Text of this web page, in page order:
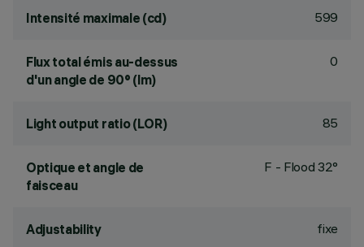
Intensité maximale (cd) 599
Flux total émis au-dessus
d'un angle de 90° (lm)
0
Light output ratio (LOR) 85
Optique et angle de
faisceau
F - Flood 32°
Adjustability fixe